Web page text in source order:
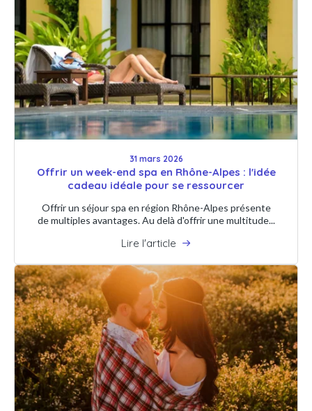
31 mars 2026
Offrir un week-end spa en Rhône-Alpes : l'idée
cadeau idéale pour se ressourcer
Offrir un séjour spa en région Rhône-Alpes présente
de multiples avantages. Au delà d'offrir une multitude...
Lire l'article